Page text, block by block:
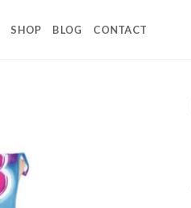
SHOP BLOG CONTACT